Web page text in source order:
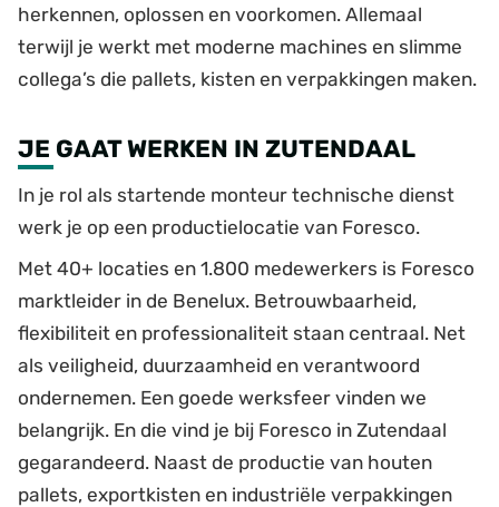
herkennen, oplossen en voorkomen. Allemaal
terwijl je werkt met moderne machines en slimme
collega’s die pallets, kisten en verpakkingen maken.
JE GAAT WERKEN IN ZUTENDAAL
In je rol als startende monteur technische dienst
werk je op een productielocatie van Foresco.
Met 40+ locaties en 1.800 medewerkers is Foresco
marktleider in de Benelux. Betrouwbaarheid,
flexibiliteit en professionaliteit staan centraal. Net
als veiligheid, duurzaamheid en verantwoord
ondernemen. Een goede werksfeer vinden we
belangrijk. En die vind je bij Foresco in Zutendaal
gegarandeerd. Naast de productie van houten
pallets, exportkisten en industriële verpakkingen